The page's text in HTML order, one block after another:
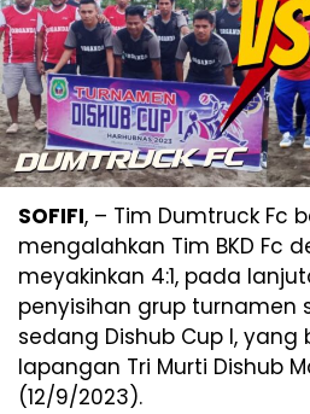
SOFIFI, – Tim Dumtruck Fc
mengalahkan Tim BKD Fc
meyakinkan 4:1, pada
penyisihan grup turnamen
sedang Dishub Cup I, yang
lapangan Tri Murti Dishub
(12/9/2023).